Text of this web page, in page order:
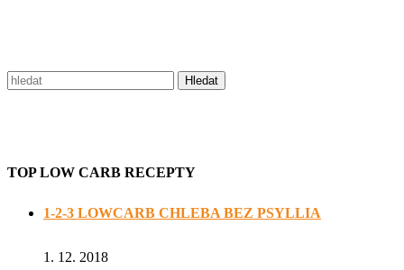
TOP LOW CARB RECEPTY
1-2-3 LOWCARB CHLEBA BEZ PSYLLIA
1. 12. 2018